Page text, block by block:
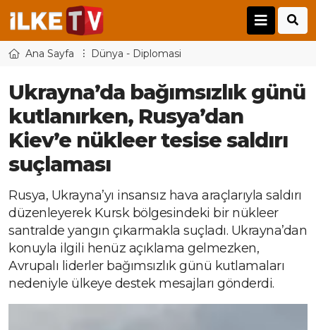
Ana Sayfa Dünya - Diplomasi
Ukrayna’da bağımsızlık günü
kutlanırken, Rusya’dan
Kiev’e nükleer tesise saldırı
suçlaması
Rusya, Ukrayna’yı insansız hava araçlarıyla saldırı
düzenleyerek Kursk bölgesindeki bir nükleer
santralde yangın çıkarmakla suçladı. Ukrayna’dan
konuyla ilgili henüz açıklama gelmezken,
Avrupalı liderler bağımsızlık günü kutlamaları
nedeniyle ülkeye destek mesajları gönderdi.